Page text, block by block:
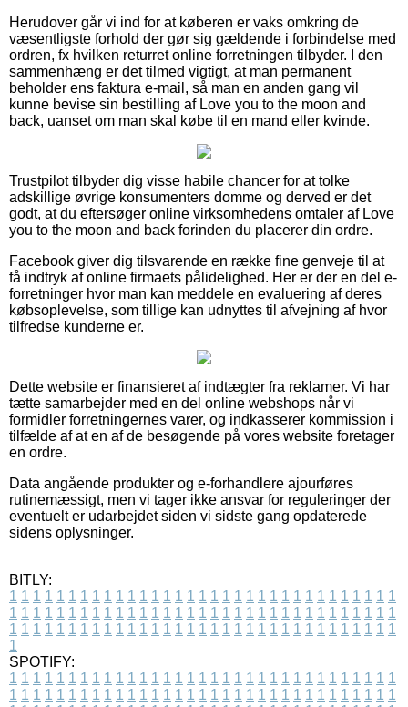
Herudover går vi ind for at køberen er vaks omkring de
væsentligste forhold der gør sig gældende i forbindelse med
ordren, fx hvilken returret online forretningen tilbyder. I den
sammenhæng er det tilmed vigtigt, at man permanent
beholder ens faktura e-mail, så man en anden gang vil
kunne bevise sin bestilling af Love you to the moon and
back, uanset om man skal købe til en mand eller kvinde.
Trustpilot tilbyder dig visse habile chancer for at tolke
adskillige øvrige konsumenters domme og derved er det
godt, at du eftersøger online virksomhedens omtaler af Love
you to the moon and back forinden du placerer din ordre.
Facebook giver dig tilsvarende en række fine genveje til at
få indtryk af online firmaets pålidelighed. Her er der en del e-
forretninger hvor man kan meddele en evaluering af deres
købsoplevelse, som tillige kan udnyttes til afvejning af hvor
tilfredse kunderne er.
Dette website er finansieret af indtægter fra reklamer. Vi har
tætte samarbejder med en del online webshops når vi
formidler forretningernes varer, og indkasserer kommission i
tilfælde af at en af de besøgende på vores website foretager
en ordre.
Data angående produkter og e-forhandlere ajourføres
rutinemæssigt, men vi tager ikke ansvar for reguleringer der
eventuelt er udarbejdet siden vi sidste gang opdaterede
sidens oplysninger.
BITLY:
1 1 1 1 1 1 1 1 1 1 1 1 1 1 1 1 1 1 1 1 1 1 1 1 1 1 1 1 1 1 1 1 1
1 1 1 1 1 1 1 1 1 1 1 1 1 1 1 1 1 1 1 1 1 1 1 1 1 1 1 1 1 1 1 1 1
1 1 1 1 1 1 1 1 1 1 1 1 1 1 1 1 1 1 1 1 1 1 1 1 1 1 1 1 1 1 1 1 1
1
SPOTIFY:
1 1 1 1 1 1 1 1 1 1 1 1 1 1 1 1 1 1 1 1 1 1 1 1 1 1 1 1 1 1 1 1 1
1 1 1 1 1 1 1 1 1 1 1 1 1 1 1 1 1 1 1 1 1 1 1 1 1 1 1 1 1 1 1 1 1